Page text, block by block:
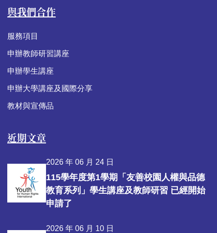
與我們合作
服務項目
申辦教師研習講座
申辦學生講座
申辦大學講座及國際分享
教材與宣傳品
近期文章
2026 年 06 月 24 日
115學年度第1學期「友善校園人權與品德
教育系列」學生講座及教師研習 已經開始
申請了
2026 年 06 月 10 日